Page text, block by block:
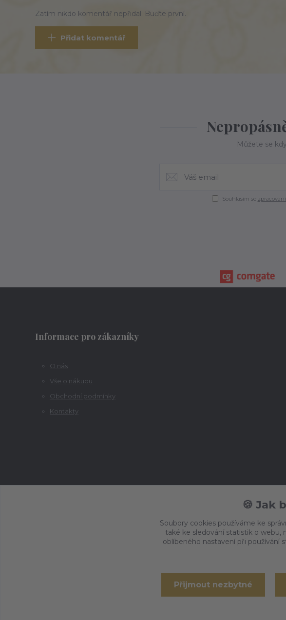
Zatím nikdo komentář nepřidal. Buďte první.
Přidat komentář
Můžete se
Souhlasím se
Informace pro zákazníky
O nás
Vše o nákupu
Obchodní podmínky
Kontakty
🍪 Jak
Soubory cookies používáme ke
také ke sledování statistik o
oblíbeného nastavení při používání
Přijmout nezbytné